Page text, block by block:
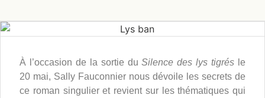
À l’occasion de la sortie duSilence des lys tigrés le
20 mai, Sally Fauconnier nous dévoile les secrets de
ce roman singulier et revient sur les thématiques qui